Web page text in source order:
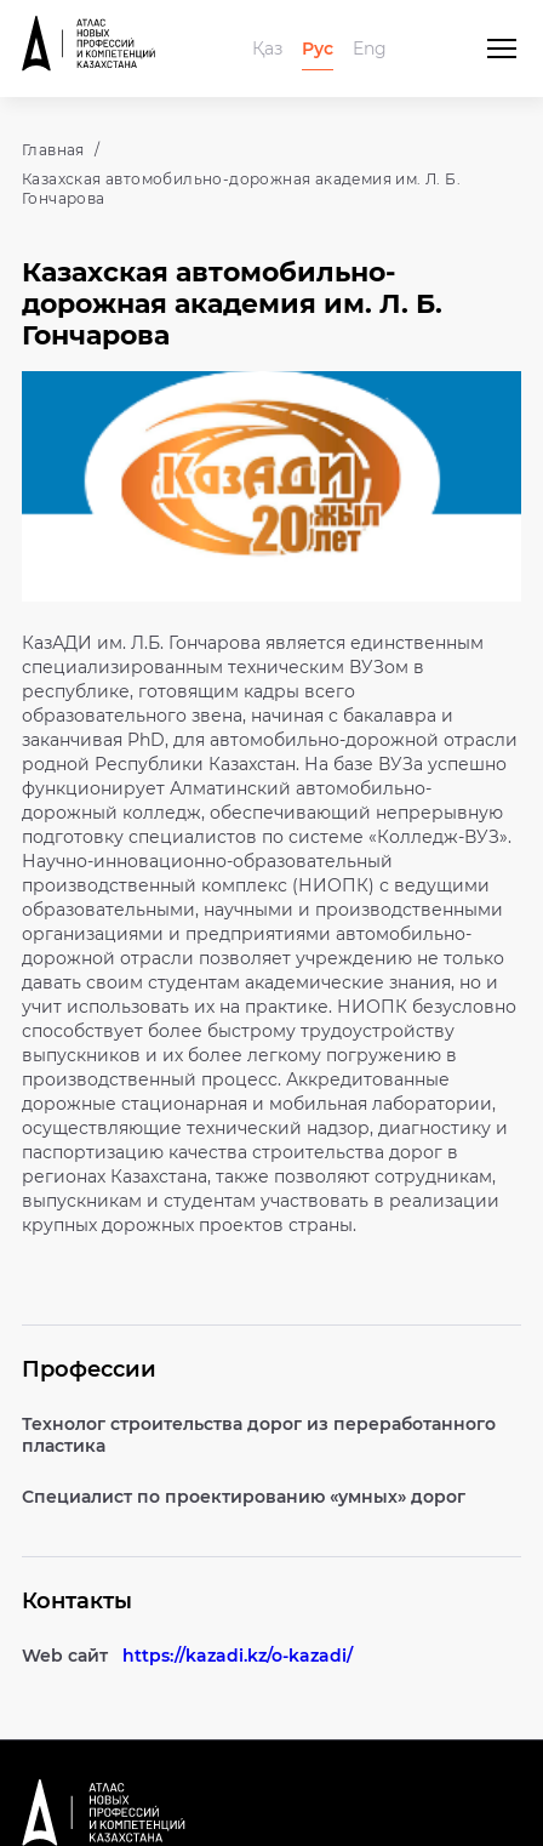
Қаз Рус Eng
Главная
Казахская автомобильно-дорожная академия им. Л. Б.
Гончарова
Казахская автомобильно-
дорожная академия им. Л. Б.
Гончарова
КазАДИ им. Л.Б. Гончарова является единственным
специализированным техническим ВУЗом в
республике, готовящим кадры всего
образовательного звена, начиная с бакалавра и
заканчивая PhD, для автомобильно-дорожной отрасли
родной Республики Казахстан. На базе ВУЗа успешно
функционирует Алматинский автомобильно-
дорожный колледж, обеспечивающий непрерывную
подготовку специалистов по системе «Колледж-ВУЗ».
Научно-инновационно-образовательный
производственный комплекс (НИОПК) с ведущими
образовательными, научными и производственными
организациями и предприятиями автомобильно-
дорожной отрасли позволяет учреждению не только
давать своим студентам академические знания, но и
учит использовать их на практике. НИОПК безусловно
способствует более быстрому трудоустройству
выпускников и их более легкому погружению в
производственный процесс. Аккредитованные
дорожные стационарная и мобильная лаборатории,
осуществляющие технический надзор, диагностику и
паспортизацию качества строительства дорог в
регионах Казахстана, также позволяют сотрудникам,
выпускникам и студентам участвовать в реализации
крупных дорожных проектов страны.
Профессии
Технолог строительства дорог из переработанного
пластика
Специалист по проектированию «умных» дорог
Контакты
Web сайт https://kazadi.kz/o-kazadi/